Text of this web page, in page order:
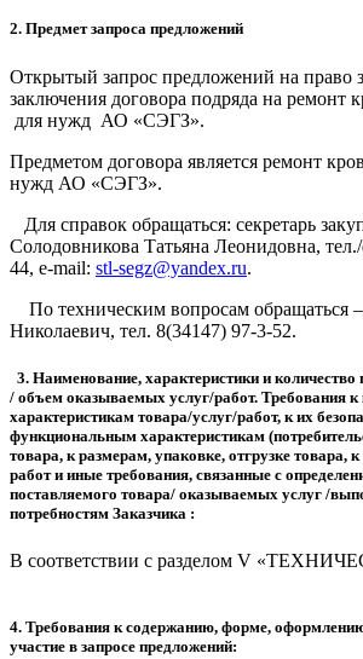
2. Предмет запроса предложений
Открытый запрос предложений на право
заключения договора подряда на
для нужд АО «СЭГЗ».
Предметом договора является ремонт
нужд АО «СЭГЗ».
Для справок обращаться: секретарь
Солодовникова Татьяна Леонидовна,
44, e-mail: stl-segz@yandex.ru.
По техническим вопросам обращаться
Николаевич, тел. 8(34147) 97-3-52.
3. Наименование, характеристики и
/ объем оказываемых услуг/работ. Требования к
характеристикам товара/услуг/работ, к их
функциональным характеристикам
товара, к размерам, упаковке, отгрузке товара,
работ и иные требования, связанные с
поставляемого товара/ оказываемых услуг /
потребностям Заказчика :
В соответствии с разделом V
4. Требования к содержанию, форме,
участие в запросе предложений: